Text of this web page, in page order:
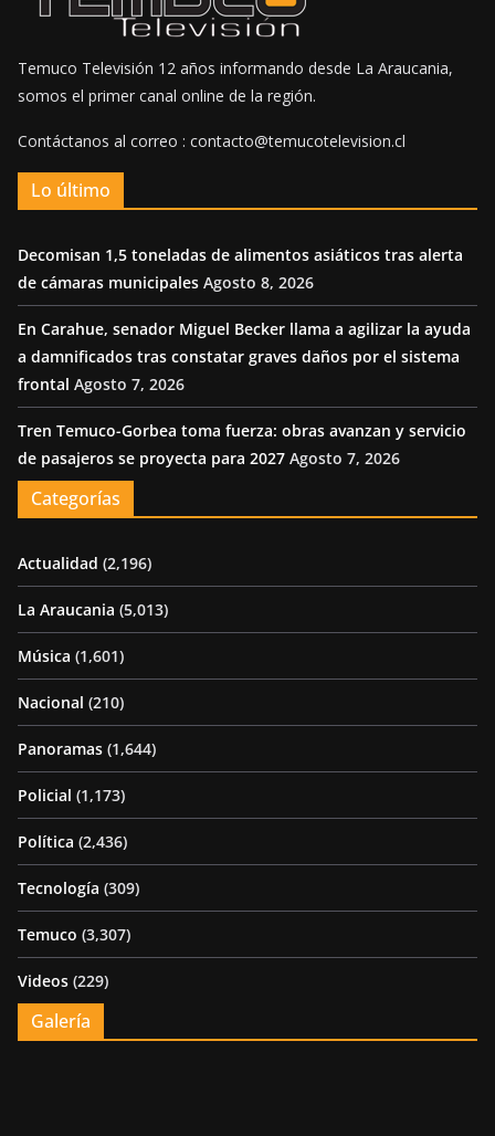
Temuco Televisión 12 años informando desde La Araucania,
somos el primer canal online de la región.
Contáctanos al correo : contacto@temucotelevision.cl
Lo último
Decomisan 1,5 toneladas de alimentos asiáticos tras alerta
de cámaras municipales Agosto 8, 2026
En Carahue, senador Miguel Becker llama a agilizar la ayuda
a damnificados tras constatar graves daños por el sistema
frontal Agosto 7, 2026
Tren Temuco-Gorbea toma fuerza: obras avanzan y servicio
de pasajeros se proyecta para 2027 Agosto 7, 2026
Categorías
Actualidad (2,196)
La Araucania (5,013)
Música (1,601)
Nacional (210)
Panoramas (1,644)
Policial (1,173)
Política (2,436)
Tecnología (309)
Temuco (3,307)
Videos (229)
Galería